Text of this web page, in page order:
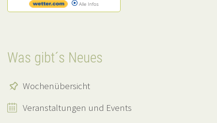
Alle Infos
Was gibt´s Neues
Wochenübersicht
Veranstaltungen und Events